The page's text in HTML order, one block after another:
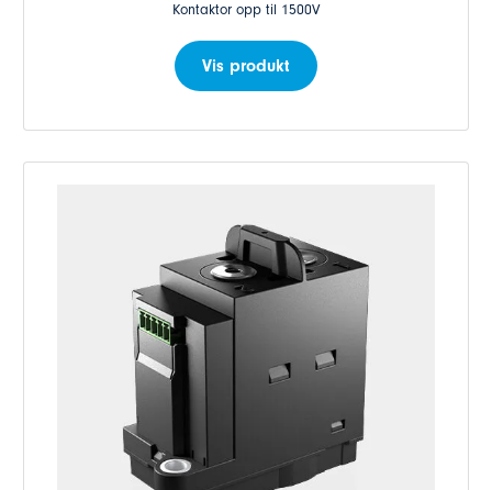
Kontaktor opp til 1500V
Vis produkt